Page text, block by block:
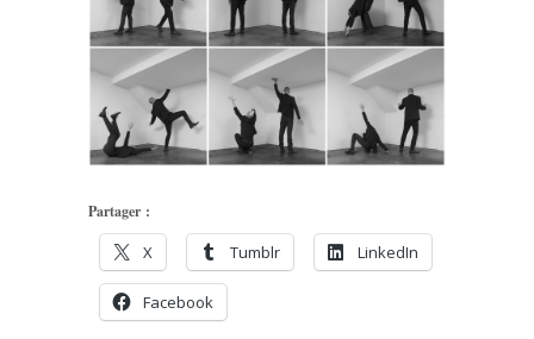
Partager :
X Tumblr LinkedIn
Facebook